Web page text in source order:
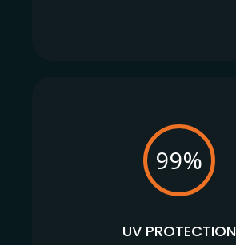
99%
UV PROTECTION